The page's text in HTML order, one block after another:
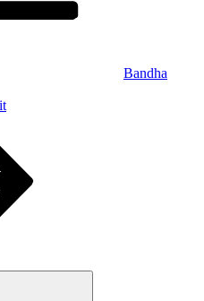
Bandha